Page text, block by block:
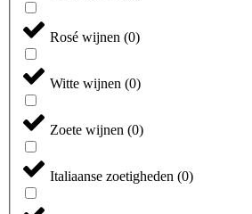
Rosé wijnen (0)
Witte wijnen (0)
Zoete wijnen (0)
Italiaanse zoetigheden (0)